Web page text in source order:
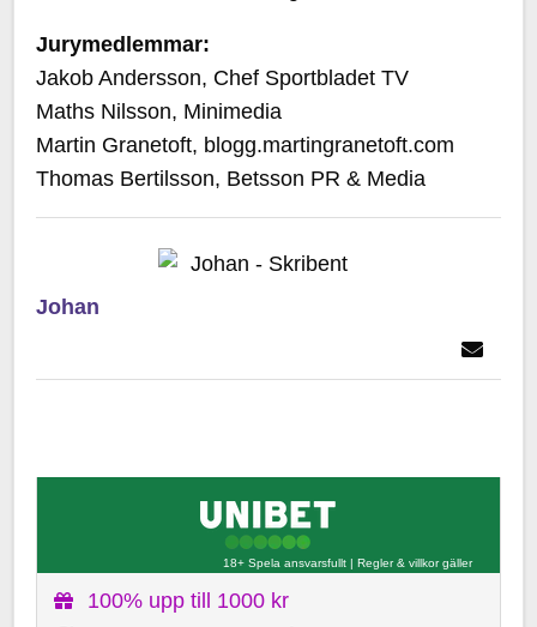
Jurymedlemmar:
Jakob Andersson, Chef Sportbladet TV
Maths Nilsson, Minimedia
Martin Granetoft, blogg.martingranetoft.com
Thomas Bertilsson, Betsson PR & Media
Johan
18+ Spela ansvarsfullt |Regler & villkor gäller
100% upp till 1000 kr